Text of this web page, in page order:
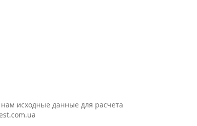
исходные данные для расчета